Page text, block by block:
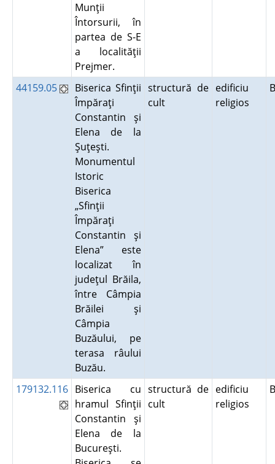
Munţii
Întorsurii, în
partea de S-E
a localităţii
Prejmer.
44159.05
Biserica Sfinţii
Împăraţi
Constantin şi
Elena de la
Şuţeşti.
Monumentul
Istoric
Biserica
„Sfinţii
Împăraţi
Constantin şi
Elena” este
localizat în
judeţul Brăila,
între Câmpia
Brăilei şi
Câmpia
Buzăului, pe
terasa râului
Buzău.
structură de
cult
edificiu
religios
179132.116 Biserica cu
hramul Sfinţii
Constantin şi
Elena de la
Bucureşti.
structură de
cult
edificiu
religios